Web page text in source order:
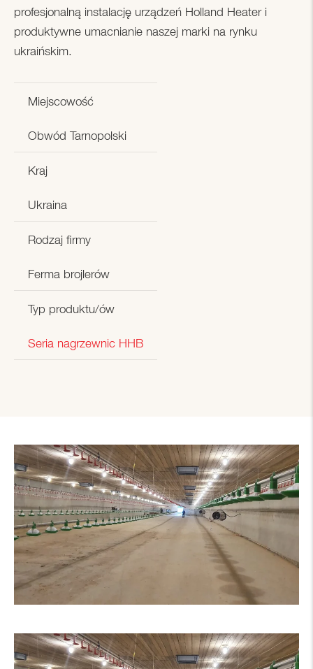
profesjonalną instalację urządzeń Holland Heater i
produktywne umacnianie naszej marki na rynku
ukraińskim.
Miejscowość
Obwód Tarnopolski
Kraj
Ukraina
Rodzaj firmy
Ferma brojlerów
Typ produktu/ów
Seria nagrzewnic HHB